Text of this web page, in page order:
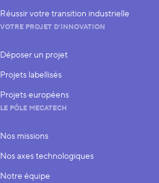
Réussir votre transition industrielle
VOTRE PROJET D’INNOVATION
Déposer un projet
Projets labellisés
Projets européens
LE PÔLE MECATECH
Nos missions
Nos axes technologiques
Notre équipe